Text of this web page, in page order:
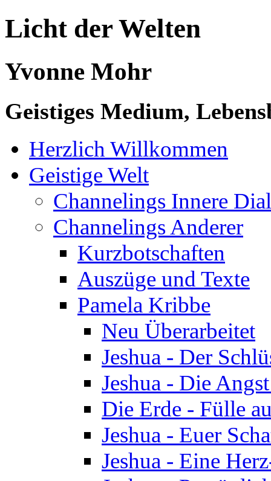
Licht der Welten
Yvonne Mohr
Geistiges Medium,
Herzlich Willkommen
Geistige Welt
Channelings Innere
Channelings Anderer
Kurzbotschaften
Auszüge und Texte
Pamela Kribbe
Neu Überarbeitet
Jeshua - Der
Jeshua - Die
Die Erde - Fülle
Jeshua - Euer
Jeshua - Eine